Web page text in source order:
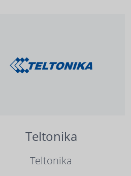
Teltonika
Teltonika